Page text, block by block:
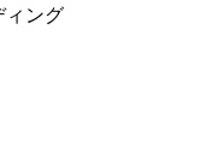
ィング